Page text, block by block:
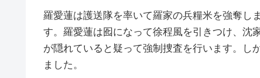
羅愛蓮は護送隊を率いて羅家の兵糧米を強奪し
す。羅愛蓮は囮になって徐程風を引きつけ、沈
が隠れていると疑って強制捜査を行います。し
ました。